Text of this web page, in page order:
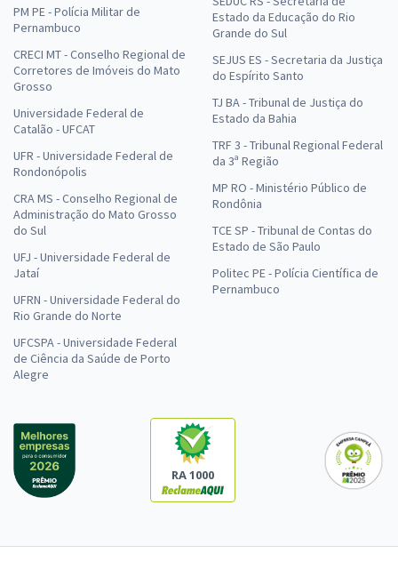
PM PE - Polícia Militar de
Pernambuco
CRECI MT - Conselho Regional de
Corretores de Imóveis do Mato
Grosso
Universidade Federal de
Catalão - UFCAT
UFR - Universidade Federal de
Rondonópolis
CRA MS - Conselho Regional de
Administração do Mato Grosso
do Sul
UFJ - Universidade Federal de
Jataí
UFRN - Universidade Federal do
Rio Grande do Norte
UFCSPA - Universidade Federal
de Ciência da Saúde de Porto
Alegre
Estado da Educação do Rio
Grande do Sul
SEJUS ES - Secretaria da Justiça
do Espírito Santo
TJ BA - Tribunal de Justiça do
Estado da Bahia
TRF 3 - Tribunal Regional Federal
da 3ª Região
MP RO - Ministério Público de
Rondônia
TCE SP - Tribunal de Contas do
Estado de São Paulo
Politec PE - Polícia Científica de
Pernambuco
RA 1000